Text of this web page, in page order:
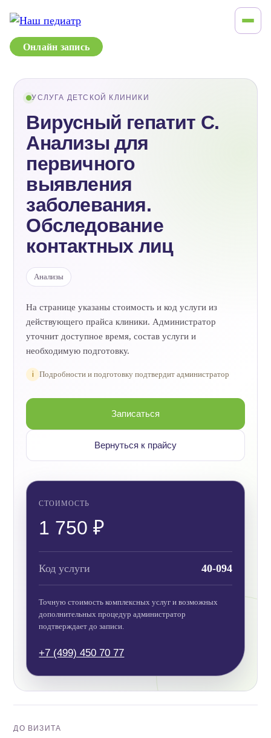
Онлайн запись
УСЛУГА ДЕТСКОЙ КЛИНИКИ
Вирусный гепатит C.
Анализы для
первичного
выявления
заболевания.
Обследование
контактных лиц
Анализы
На странице указаны стоимость и код услуги из
действующего прайса клиники. Администратор
уточнит доступное время, состав услуги и
необходимую подготовку.
i Подробности и подготовку подтвердит администратор
Записаться
Вернуться к прайсу
СТОИМОСТЬ
1 750 ₽
Код услуги 40-094
Точную стоимость комплексных услуг и возможных
дополнительных процедур администратор
подтверждает до записи.
+7 (499) 450 70 77
ДО ВИЗИТА